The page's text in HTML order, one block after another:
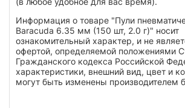
Информация о товаре "Пули
Baracuda 6.35 мм (150 шт, 2.0 г)" носит
ознакомительный характер, и не
офертой, определяемой положениями
Гражданского кодекса Российской
характеристики, внешний вид, цвет и
могут быть изменены производителем